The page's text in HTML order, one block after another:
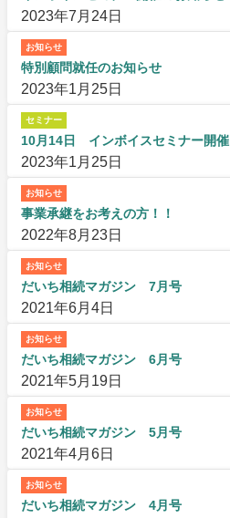
2023年7月24日
お知らせ
特別顧問就任のお知らせ
2023年1月25日
セミナー
10月14日 インボイスセミナー開催
2023年1月25日
お知らせ
事業承継をお考えの方！！
2022年8月23日
お知らせ
だいち相続マガジン 7月号
2021年6月4日
お知らせ
だいち相続マガジン 6月号
2021年5月19日
お知らせ
だいち相続マガジン 5月号
2021年4月6日
お知らせ
だいち相続マガジン 4月号